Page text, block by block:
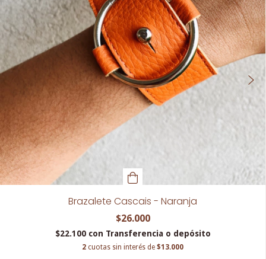
Brazalete Cascais - Naranja
$26.000
$22.100 con Transferencia o depósito
2 cuotas sin interés de $13.000